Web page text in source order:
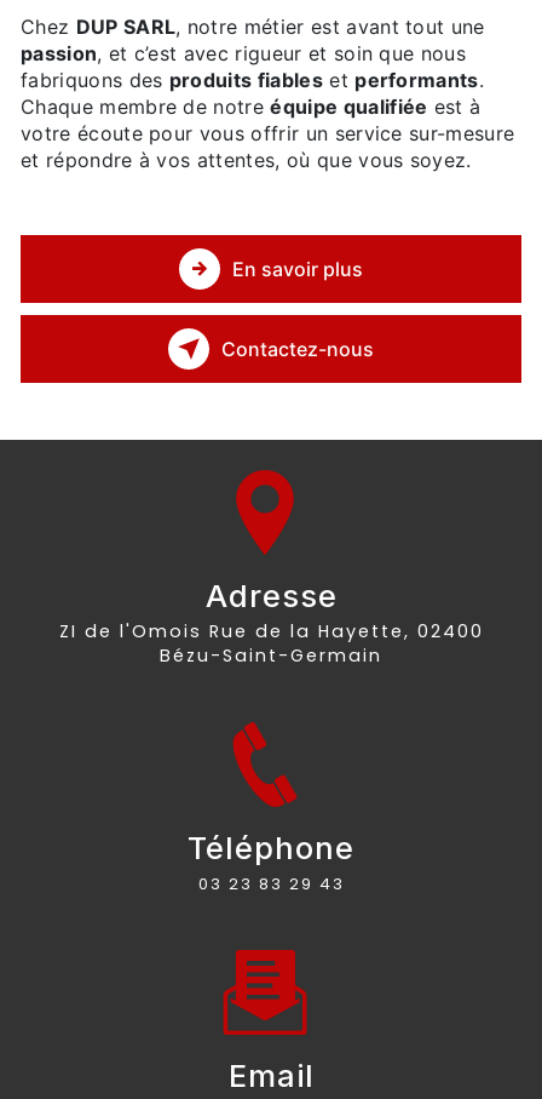
Chez DUP SARL, notre métier est avant tout une
passion, et c’est avec rigueur et soin que nous
fabriquons des produits fiableset performants.
Chaque membre de notreéquipe qualifiée est à
votre écoute pour vous offrir un service sur-mesure
et répondre à vos attentes, où que vous soyez.
En savoir plus
Contactez-nous
Adresse
ZI de l'Omois Rue de la Hayette, 02400
Bézu-Saint-Germain
Téléphone
03 23 83 29 43
Email